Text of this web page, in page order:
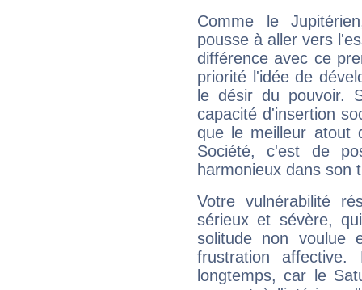
Comme le
pousse à aller vers
différence avec ce
priorité l'idée de
le désir du pouvoir.
capacité d'insertion
que le meilleur atout
Société, c'est de
harmonieux dans son
Votre vulnérabilité
sérieux et sévère,
solitude non voulue
frustration
longtemps, car le